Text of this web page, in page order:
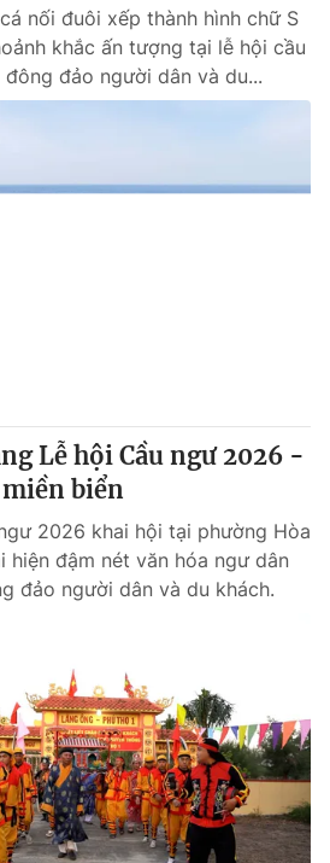
Infographic
VTV Thể thao
VTV8
English
hình Việt Nam
VTV
nối đuôi xếp thành hình chữ S
khắc ấn tượng tại lễ hội cầu
đảo người dân và du...
Lễ hội Cầu ngư 2026 -
biển
2026 khai hội tại phường Hòa
hiện đậm nét văn hóa ngư dân
đảo người dân và du khách.